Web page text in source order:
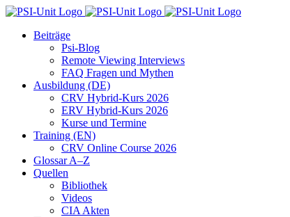
Zum
springenBeiträge
Psi-Blog
Remote Viewing Interviews
FAQ Fragen und Mythen
Ausbildung (DE)
CRV Hybrid-Kurs 2026
ERV Hybrid-Kurs 2026
Kurse und Termine
Training (EN)
CRV Online Course 2026
Glossar A–Z
Quellen
Bibliothek
Videos
CIA Akten